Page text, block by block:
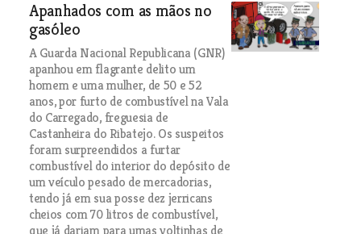
Apanhados com as mãos no
gasóleo
A Guarda Nacional Republicana (GNR)
apanhou em flagrante delito um
homem e uma mulher, de 50 e 52
anos, por furto de combustível na Vala
do Carregado, freguesia de
Castanheira do Ribatejo. Os suspeitos
foram surpreendidos a furtar
combustível do interior do depósito de
um veículo pesado de mercadorias,
tendo já em sua posse dez jerricans
cheios com 70 litros de combustível,